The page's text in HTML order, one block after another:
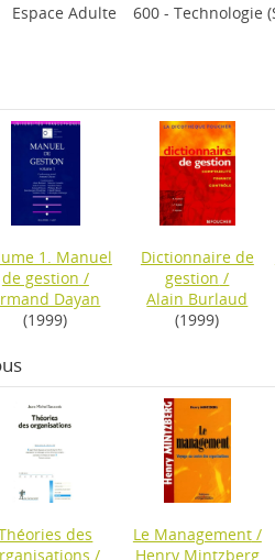
Espace Adulte 600 - Technologie
1. Manuel
de gestion /
Dayan
(1999)
Dictionnaire de
gestion /
Alain Burlaud
(1999)
des
/
Le Management/
Henry Mintzberg